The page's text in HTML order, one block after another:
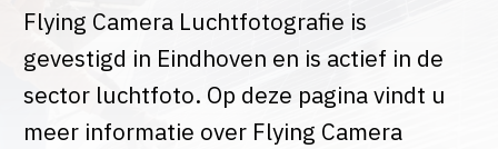
Flying Camera Luchtfotografie is
gevestigd in Eindhoven en is actief in de
sector luchtfoto. Op deze pagina vindt u
meer informatie over Flying Camera